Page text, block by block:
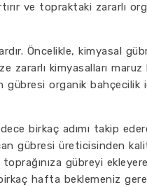
ve topraktaki zararlı
Öncelikle, kimyasal
kimyasalları maruz
gübresi organik bahçecilik
birkaç adımı takip
gübresi üreticisinden
gübreyi
hafta beklemeniz